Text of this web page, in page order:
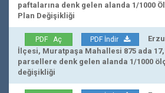
paftalarına denk gelen alanda 1/1000
Plan Değişikliği
PDF Aç PDF İndir
İlçesi, Muratpaşa Mahallesi 875 ada 17,
parsellere denk gelen alanda 1/1000
değişikliği